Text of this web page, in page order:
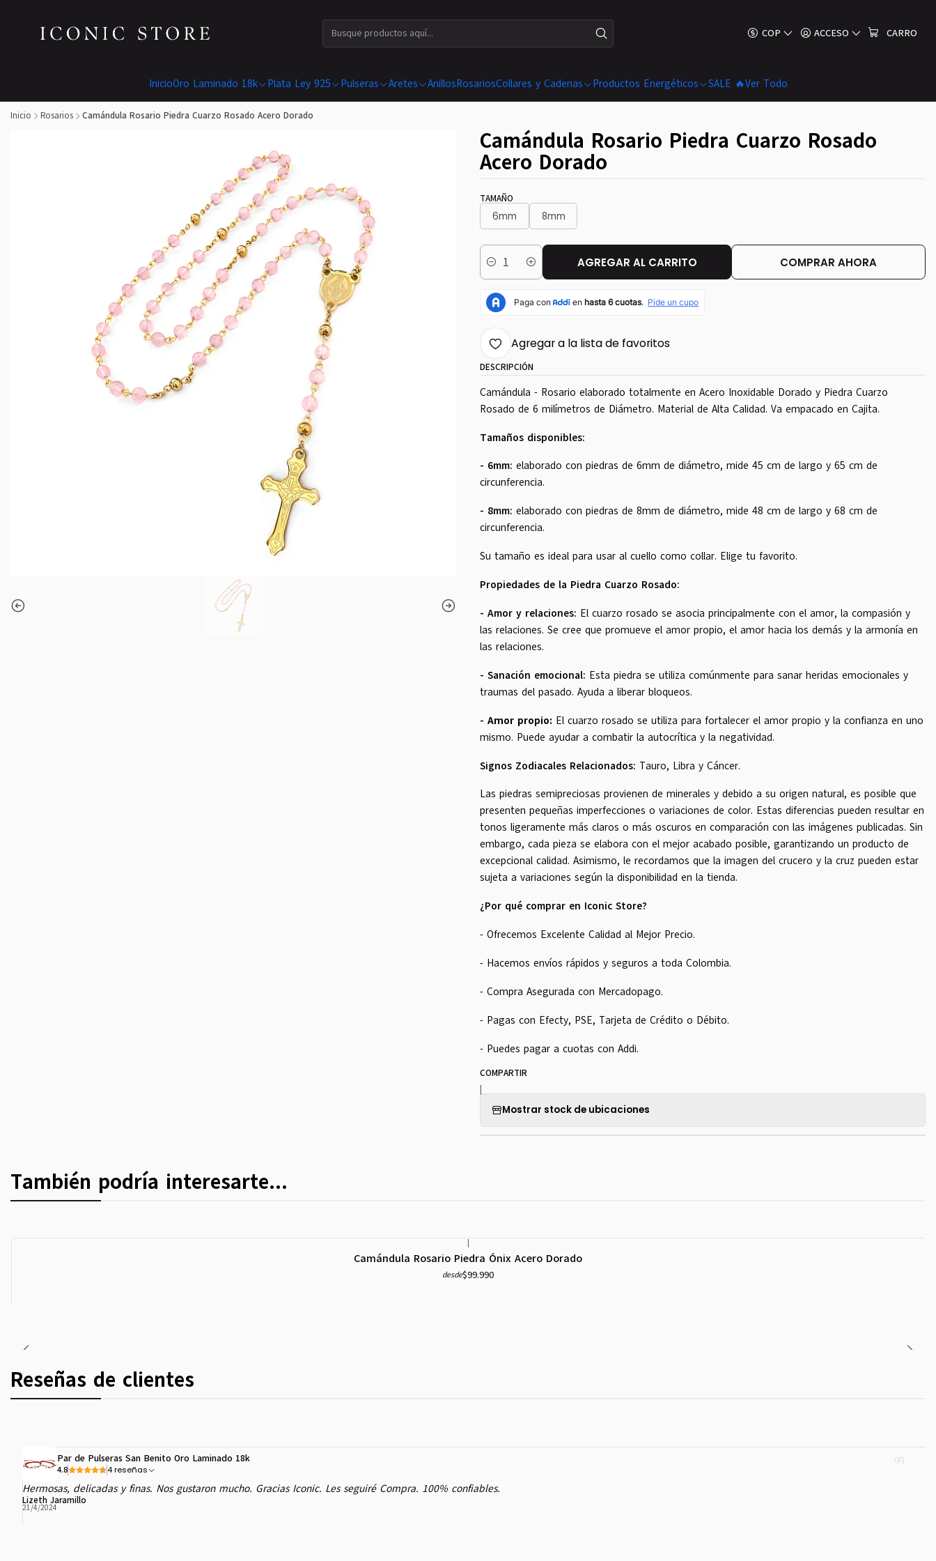
COP ACCESO CARRO
InicioOro Laminado 18k Plata Ley 925 Pulseras Aretes AnillosRosariosCollares y Cadenas Productos Energéticos SALE 🔥Ver Todo
Inicio Rosarios Camándula Rosario Piedra Cuarzo Rosado Acero Dorado
Camándula Rosario Piedra Cuarzo Rosado
Acero Dorado
TAMAÑO
6mm 8mm
Cantidad AGREGAR AL CARRITO COMPRAR AHORA
Agregar a la lista de favoritos
DESCRIPCIÓN
Camándula - Rosario elaborado totalmente en Acero Inoxidable Dorado y Piedra Cuarzo
Rosado de 6 milímetros de Diámetro. Material de Alta Calidad. Va empacado en Cajita.
Tamaños disponibles:
- 6mm: elaborado con piedras de 6mm de diámetro, mide 45 cm de largo y 65 cm de
circunferencia.
- 8mm: elaborado con piedras de 8mm de diámetro, mide 48 cm de largo y 68 cm de
circunferencia.
Su tamaño es ideal para usar al cuello como collar. Elige tu favorito.
Propiedades de la Piedra Cuarzo Rosado:
- Amor y relaciones: El cuarzo rosado se asocia principalmente con el amor, la compasión y
las relaciones. Se cree que promueve el amor propio, el amor hacia los demás y la armonía en
las relaciones.
- Sanación emocional: Esta piedra se utiliza comúnmente para sanar heridas emocionales y
traumas del pasado. Ayuda a liberar bloqueos.
- Amor propio: El cuarzo rosado se utiliza para fortalecer el amor propio y la confianza en uno
mismo. Puede ayudar a combatir la autocrítica y la negatividad.
Signos Zodiacales Relacionados: Tauro, Libra y Cáncer.
Las piedras semipreciosas provienen de minerales y debido a su origen natural, es posible que
presenten pequeñas imperfecciones o variaciones de color. Estas diferencias pueden resultar en
tonos ligeramente más claros o más oscuros en comparación con las imágenes publicadas. Sin
embargo, cada pieza se elabora con el mejor acabado posible, garantizando un producto de
excepcional calidad. Asimismo, le recordamos que la imagen del crucero y la cruz pueden estar
sujeta a variaciones según la disponibilidad en la tienda.
¿Por qué comprar en Iconic Store?
- Ofrecemos Excelente Calidad al Mejor Precio.
- Hacemos envíos rápidos y seguros a toda Colombia.
- Compra Asegurada con Mercadopago.
- Pagas con Efecty, PSE, Tarjeta de Crédito o Débito.
- Puedes pagar a cuotas con Addi.
COMPARTIR
|
Mostrar stock de ubicaciones
También podría interesarte...
|
Camándula Rosario Piedra Ónix Acero Dorado
desde$99.990
Reseñas de clientes
Par de Pulseras San Benito Oro Laminado 18k
4.8 4 reseñas
Hermosas, delicadas y finas. Nos gustaron mucho. Gracias Iconic. Les seguiré Compra. 100% confiables.
Lizeth Jaramillo
21/4/2024